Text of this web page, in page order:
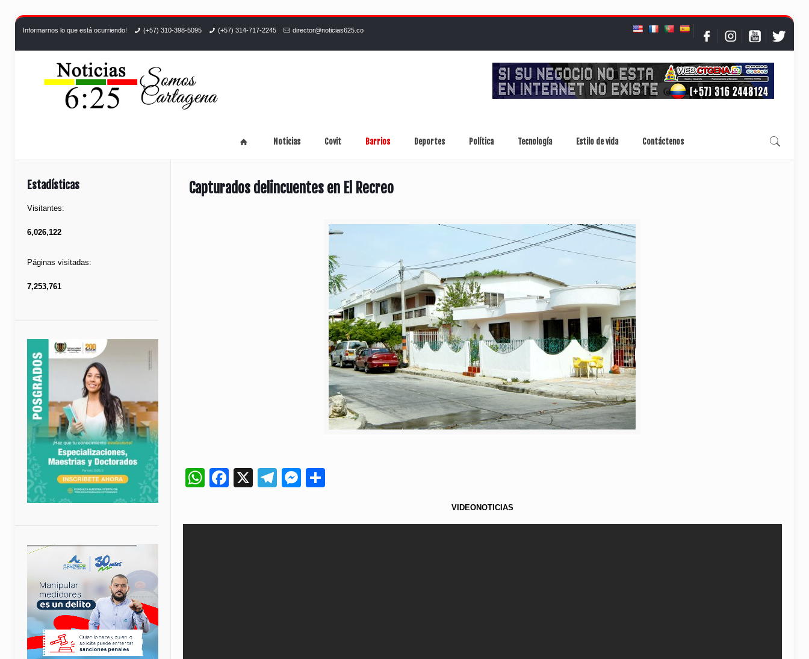
Informarnos lo que está ocurriendo! (+57) 310-398-5095 (+57) 314-717-2245 director@noticias625.co
Noticias Covit Barrios Deportes Política Tecnología Estilo de vida Contáctenos
Capturados delincuentes en El Recreo
WhatsApp
Facebook
X Telegram
Messenger
VIDEONOTICIAS
Estadísticas
Visitantes:
6,026,122
Páginas visitadas:
7,253,761